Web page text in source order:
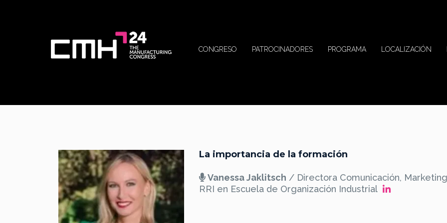
CONGRESO PATROCINADORES PROGRAMA LOCALIZACIÓN
La importancia de la formación
Vanessa Jaklitsch / Directora Comunicación,
RRI en Escuela de Organización Industrial